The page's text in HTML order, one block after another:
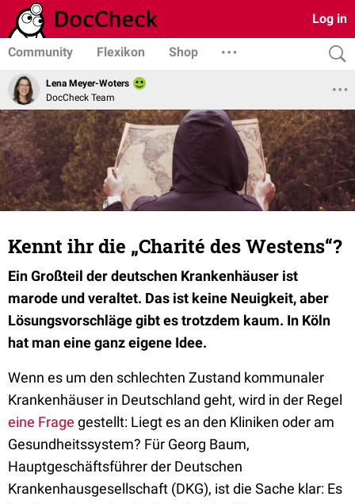
Log in
Community Flexikon Shop
Lena Meyer-Woters
DocCheck Team
Kennt ihr die „Charité des Westens“?
Ein Großteil der deutschen Krankenhäuser ist
marode und veraltet. Das ist keine Neuigkeit, aber
Lösungsvorschläge gibt es trotzdem kaum. In Köln
hat man eine ganz eigene Idee.
Wenn es um den schlechten Zustand kommunaler
Krankenhäuser in Deutschland geht, wird in der Regel
eine Frage gestellt: Liegt es an den Kliniken oder am
Gesundheitssystem? Für Georg Baum,
Hauptgeschäftsführer der Deutschen
Krankenhausgesellschaft (DKG), ist die Sache klar: Es